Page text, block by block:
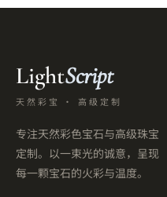
LightScript
天然彩宝 · 高级定制
专注天然彩色宝石与高级珠宝
定制。以一束光的诚意，呈现
每一颗宝石的火彩与温度。